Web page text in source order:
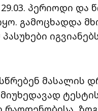
პერიოდი და
გამოცხადდა
მასალის